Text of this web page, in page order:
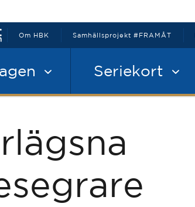
Seriekort
Om HBK Samhällsprojekt #FRAMÅT